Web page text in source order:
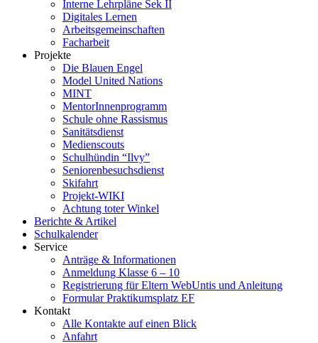
Interne Lehrpläne Sek II
Digitales Lernen
Arbeitsgemeinschaften
Facharbeit
Projekte
Die Blauen Engel
Model United Nations
MINT
MentorInnenprogramm
Schule ohne Rassismus
Sanitätsdienst
Medienscouts
Schulhündin “Ilvy”
Seniorenbesuchsdienst
Skifahrt
Projekt-WIKI
Achtung toter Winkel
Berichte & Artikel
Schulkalender
Service
Anträge & Informationen
Anmeldung Klasse 6 – 10
Registrierung für Eltern WebUntis und Anleitung
Formular Praktikumsplatz EF
Kontakt
Alle Kontakte auf einen Blick
Anfahrt